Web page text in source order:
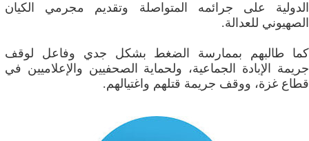
الدولية على جرائمه المتواصلة وتقديم مجرمي الكيان
الصهيوني للعدالة.
كما طالبهم بممارسة الضغط بشكل جدي وفاعل لوقف
جريمة الإبادة الجماعية، ولحماية الصحفيين والإعلاميين في
قطاع غزة، ووقف جريمة قتلهم واغتيالهم.